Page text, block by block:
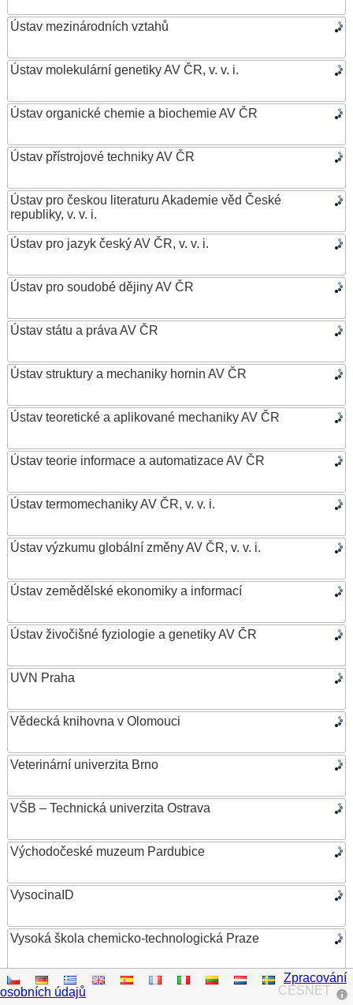
Ústav mezinárodních vztahů
Ústav molekulární genetiky AV ČR, v. v. i.
Ústav organické chemie a biochemie AV ČR
Ústav přístrojové techniky AV ČR
Ústav pro českou literaturu Akademie věd České
republiky, v. v. i.
Ústav pro jazyk český AV ČR, v. v. i.
Ústav pro soudobé dějiny AV ČR
Ústav státu a práva AV ČR
Ústav struktury a mechaniky hornin AV ČR
Ústav teoretické a aplikované mechaniky AV ČR
Ústav teorie informace a automatizace AV ČR
Ústav termomechaniky AV ČR, v. v. i.
Ústav výzkumu globální změny AV ČR, v. v. i.
Ústav zemědělské ekonomiky a informací
Ústav živočišné fyziologie a genetiky AV ČR
UVN Praha
Vědecká knihovna v Olomouci
Veterinární univerzita Brno
VŠB – Technická univerzita Ostrava
Východočeské muzeum Pardubice
VysocinaID
Vysoká škola chemicko-technologická Praze
Vysoká škola ekonomická v Praze
CESNET
Zpracování
osobních údajů